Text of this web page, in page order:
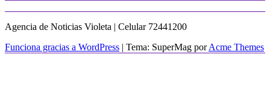
Agencia de Noticias Violeta | Celular 72441200
Funciona gracias a WordPress | Tema: SuperMag porAcme Themes